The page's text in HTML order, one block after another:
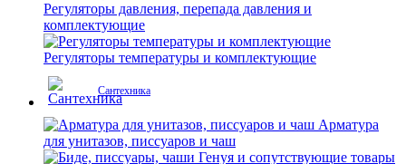
Регуляторы давления, перепада давления и
комплектующие
Регуляторы температуры и комплектующие
Сантехника
Арматура
для унитазов, писсуаров и чаш